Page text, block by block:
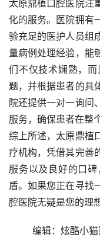
太原鼎植口腔医院注
化的服务。医院拥有
验充足的医护人员组
量病例处理经验，能
们不仅技术娴熟，
题，并根据患者的具
院还提供一对一询问
服务，确保患者在整
综上所述，太原鼎植
疗机构，凭借其完善
服务以及良好的口
盾。如果您正在寻找
腔医院无疑是您的理
编辑：炫酷小